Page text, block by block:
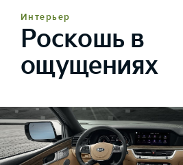
Интерьер
Роскошь в
ощущениях